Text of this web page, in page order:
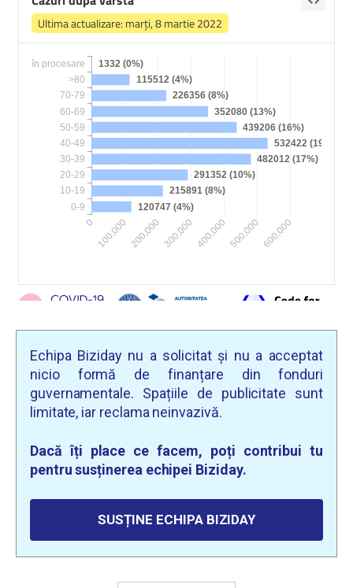
Echipa Biziday nu a solicitat și nu a acceptat
nicio formă de finanțare din fonduri
guvernamentale. Spațiile de publicitate sunt
limitate, iar reclama neinvazivă.
Dacă îți place ce facem, poți contribui tu
pentru susținerea echipei Biziday.
SUSȚINE ECHIPA BIZIDAY